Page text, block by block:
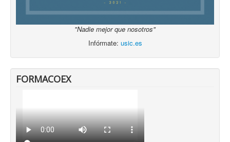
"Nadie mejor que nosotros"
Infórmate: usic.es
FORMACOEX